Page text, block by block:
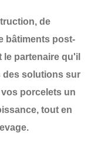
, de
bâtiments post-
le partenaire qu'il
des solutions sur
vos porcelets un
, tout en